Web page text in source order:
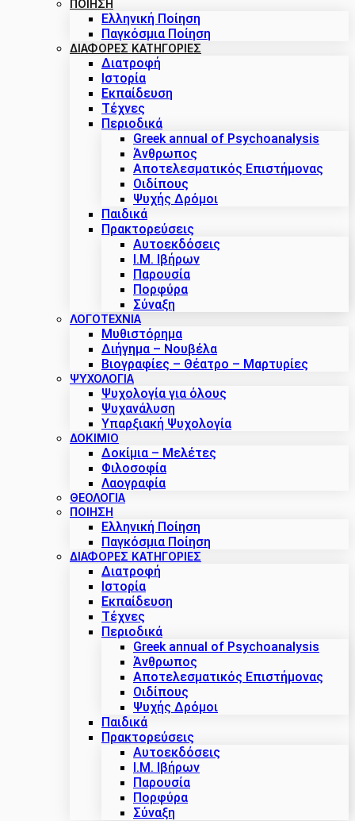
ΠΟΙΗΣΗ
Ελληνική Ποίηση
Παγκόσμια Ποίηση
ΔΙΑΦΟΡΕΣ ΚΑΤΗΓΟΡΙΕΣ
Διατροφή
Ιστορία
Εκπαίδευση
Τέχνες
Περιοδικά
Greek annual of Psychoanalysis
Άνθρωπος
Αποτελεσματικός Επιστήμονας
Οιδίπους
Ψυχής Δρόμοι
Παιδικά
Πρακτoρεύσεις
Αυτοεκδόσεις
Ι.Μ. Ιβήρων
Παρουσία
Πορφύρα
Σύναξη
ΛΟΓΟΤΕΧΝΙΑ
Μυθιστόρημα
Διήγημα – Νουβέλα
Βιογραφίες – Θέατρο – Μαρτυρίες
ΨΥΧΟΛΟΓΙΑ
Ψυχολογία για όλους
Ψυχανάλυση
Υπαρξιακή Ψυχολογία
ΔΟΚΊΜΙΟ
Δοκίμια – Μελέτες
Φιλοσοφία
Λαογραφία
ΘΕΟΛΟΓΙΑ
ΠΟΙΗΣΗ
Ελληνική Ποίηση
Παγκόσμια Ποίηση
ΔΙΑΦΟΡΕΣ ΚΑΤΗΓΟΡΙΕΣ
Διατροφή
Ιστορία
Εκπαίδευση
Τέχνες
Περιοδικά
Greek annual of Psychoanalysis
Άνθρωπος
Αποτελεσματικός Επιστήμονας
Οιδίπους
Ψυχής Δρόμοι
Παιδικά
Πρακτoρεύσεις
Αυτοεκδόσεις
Ι.Μ. Ιβήρων
Παρουσία
Πορφύρα
Σύναξη